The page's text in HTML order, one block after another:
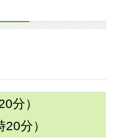
分）
分）